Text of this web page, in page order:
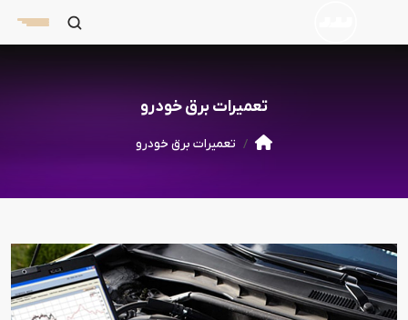
تعمیرات برق خودرو
تعمیرات برق خودرو